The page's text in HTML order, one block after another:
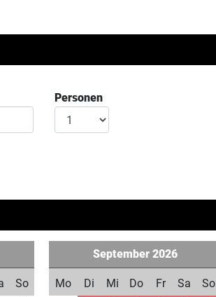
Personen
So
September 2026
Mo Di Mi Do Fr Sa
So